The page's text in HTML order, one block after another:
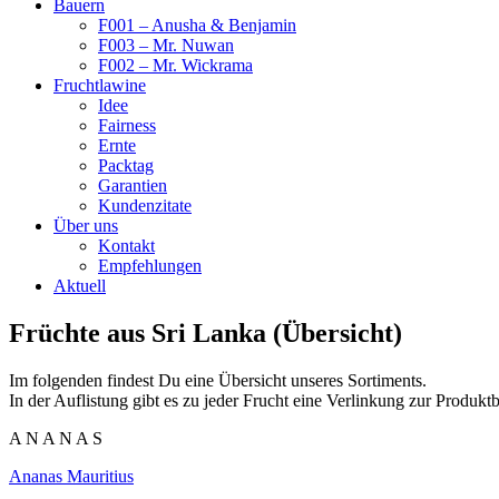
Bauern
F001 – Anusha & Benjamin
F003 – Mr. Nuwan
F002 – Mr. Wickrama
Fruchtlawine
Idee
Fairness
Ernte
Packtag
Garantien
Kundenzitate
Über uns
Kontakt
Empfehlungen
Aktuell
Früchte aus Sri Lanka (Übersicht)
Im folgenden findest Du eine Übersicht unseres Sortiments.
In der Auflistung gibt es zu jeder Frucht eine Verlinkung zur
A N A N A S
Ananas Mauritius